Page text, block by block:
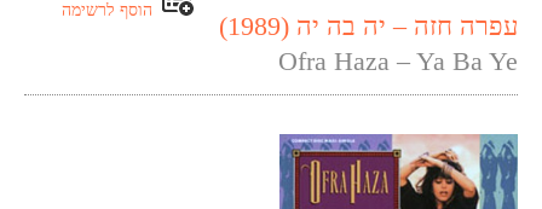
הוסף לרשימה
עפרה חזה – יה בה יה (1989)
Ofra Haza – Ya Ba Ye